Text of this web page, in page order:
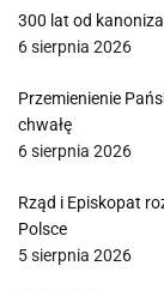
300 lat od
6 sierpnia 2026
Przemienienie
chwałę
6 sierpnia 2026
Rząd i Episkopat
Polsce
5 sierpnia 2026